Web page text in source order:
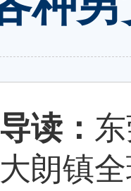
读：
朗镇